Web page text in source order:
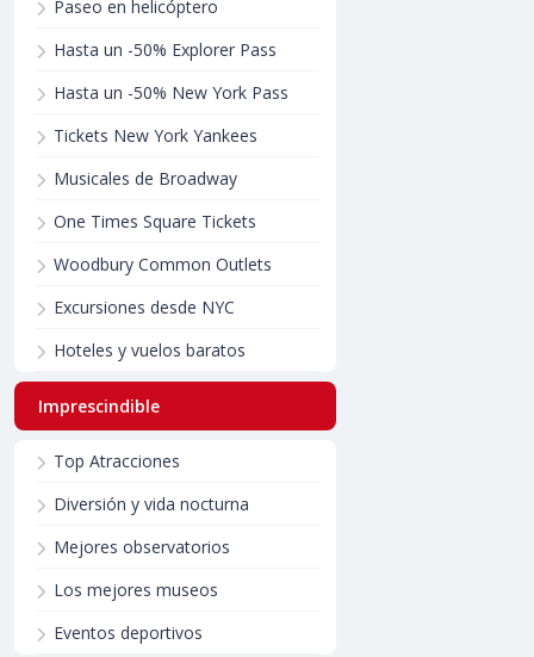
Paseo en helicóptero
Hasta un -50% Explorer Pass
Hasta un -50% New York Pass
Tickets New York Yankees
Musicales de Broadway
One Times Square Tickets
Woodbury Common Outlets
Excursiones desde NYC
Hoteles y vuelos baratos
Imprescindible
Top Atracciones
Diversión y vida nocturna
Mejores observatorios
Los mejores museos
Eventos deportivos